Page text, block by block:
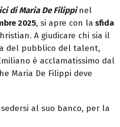
di Maria De Filippinel
2025, si apre con la sfida
A giudicare chi sia il
del pubblico del talent,
è acclamatissimo dal
Maria De Filippi deve
al suo banco, per la